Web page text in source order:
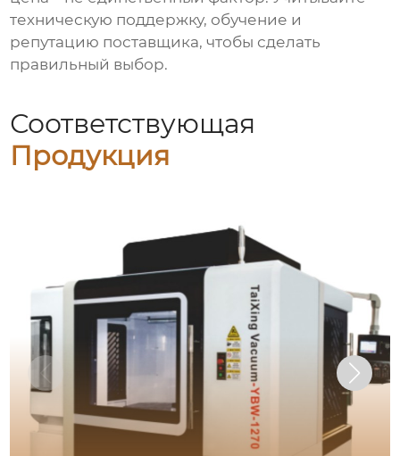
техническую поддержку, обучение и
репутацию поставщика, чтобы сделать
правильный выбор.
Соответствующая
Продукция